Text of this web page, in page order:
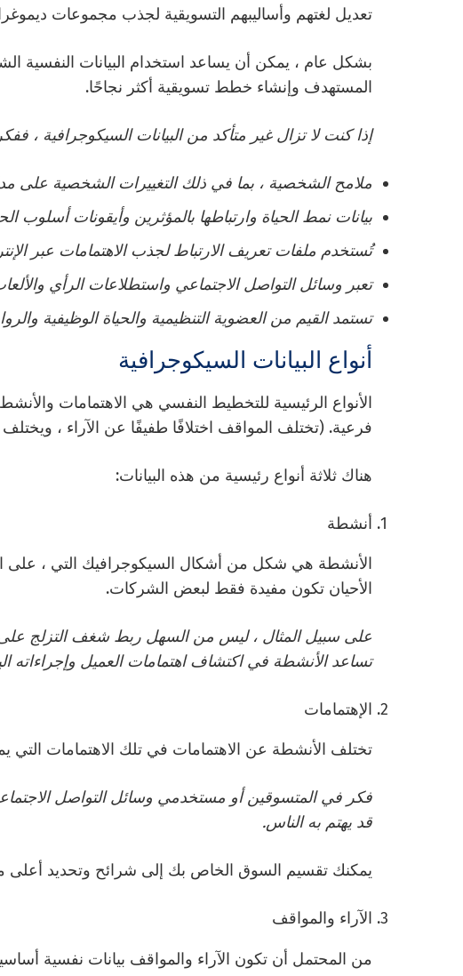
تعديل لغتهم وأساليبهم التسويقية لجذب مجموعات
بشكل عام ، يمكن أن يساعد استخدام البيانات
المستهدف وإنشاء خطط تسويقية أكثر نجاحًا.
إذا كنت لا تزال غير متأكد من البيانات السيكوجرافية ، ففكر
ملامح الشخصية ، بما في ذلك التغييرات الشخصية على
بيانات نمط الحياة وارتباطها بالمؤثرين وأيقونات أسلوب
تُستخدم ملفات تعريف الارتباط لجذب الاهتمامات عبر
تعبر وسائل التواصل الاجتماعي واستطلاعات الرأي
تستمد القيم من العضوية التنظيمية والحياة الوظيفية
أنواع البيانات السيكوجرافية
الأنواع الرئيسية للتخطيط النفسي هي الاهتمامات
فرعية. (تختلف المواقف اختلافًا طفيفًا عن الآراء ،
هناك ثلاثة أنواع رئيسية من هذه البيانات:
أنشطة
الأنشطة هي شكل من أشكال السيكوجرافيك التي ، على
الأحيان تكون مفيدة فقط لبعض الشركات.
على سبيل المثال ، ليس من السهل ربط شغف التزلج
تساعد الأنشطة في اكتشاف اهتمامات العميل وإجراءاته
الإهتمامات
تختلف الأنشطة عن الاهتمامات في تلك الاهتمامات
فكر في المتسوقين أو مستخدمي وسائل التواصل
قد يهتم به الناس.
يمكنك تقسيم السوق الخاص بك إلى شرائح وتحديد أعلى
الآراء والمواقف
من المحتمل أن تكون الآراء والمواقف بيانات نفسية